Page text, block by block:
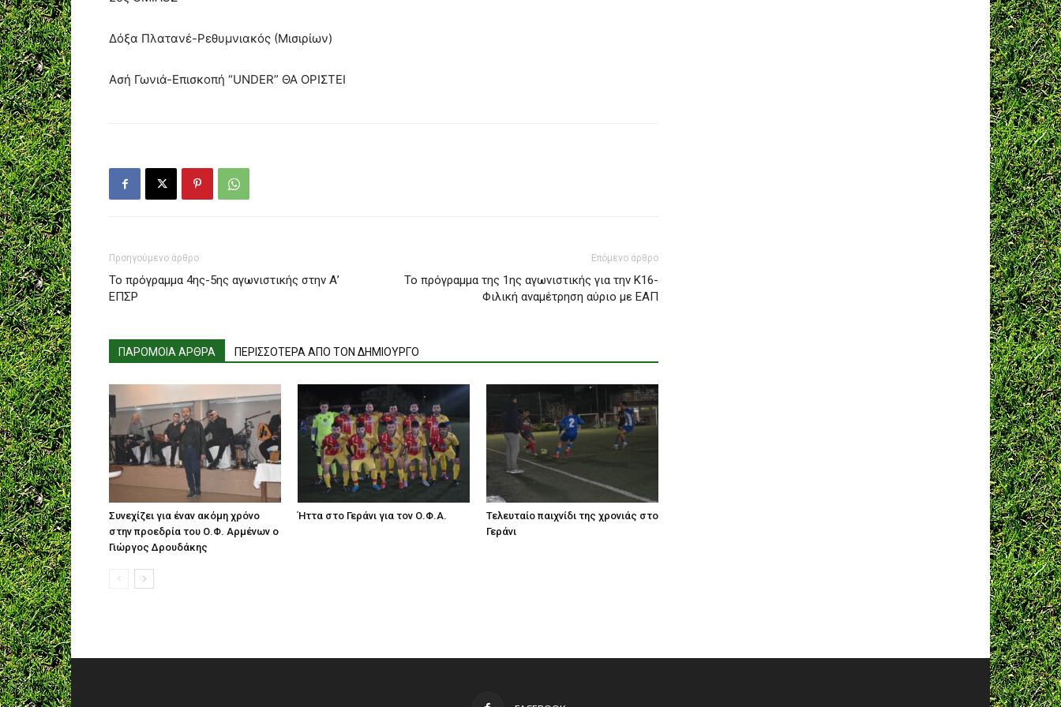
Δόξα Πλατανέ-Ρεθυμνιακός (Μισιρίων)
Ασή Γωνιά-Επισκοπή “UNDER” ΘΑ ΟΡΙΣΤΕΙ
Προηγούμενο άρθρο
Το πρόγραμμα 4ης-5ης αγωνιστικής στην Α’
ΕΠΣΡ
Επόμενο άρθρο
Το πρόγραμμα της 1ης αγωνιστικής για την Κ16-
Φιλική αναμέτρηση αύριο με ΕΑΠ
ΠΑΡΟΜΟΙΑ ΑΡΘΡΑ ΠΕΡΙΣΣΟΤΕΡΑ ΑΠΟ ΤΟΝ ΔΗΜΙΟΥΡΓΟ
Συνεχίζει για έναν ακόμη χρόνο
στην προεδρία του Ο.Φ. Αρμένων ο
Γιώργος Δρουδάκης
Ήττα στο Γεράνι για τον Ο.Φ.Α.
Τελευταίο παιχνίδι της χρονιάς στο
Γεράνι